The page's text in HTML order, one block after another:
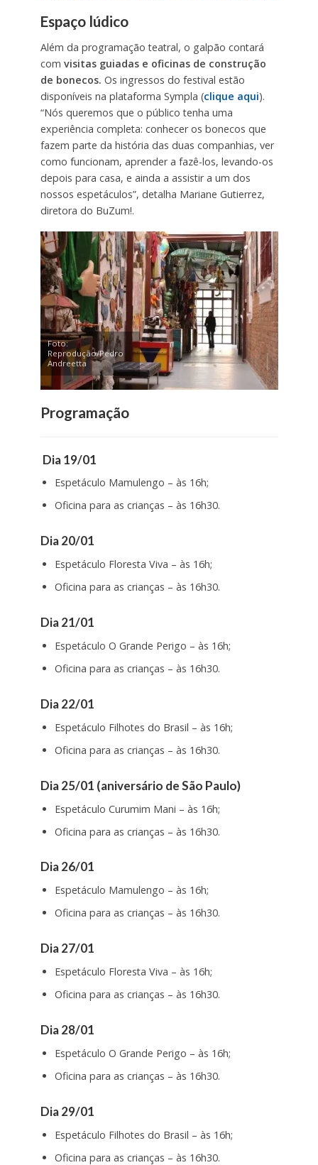
Espaço lúdico
Além da programação teatral, o galpão contará
com visitas guiadas e oficinas de construção
de bonecos. Os ingressos do festival estão
disponíveis na plataforma Sympla (clique aqui).
“Nós queremos que o público tenha uma
experiência completa: conhecer os bonecos que
fazem parte da história das duas companhias, ver
como funcionam, aprender a fazê-los, levando-os
depois para casa, e ainda a assistir a um dos
nossos espetáculos”, detalha Mariane Gutierrez,
diretora do BuZum!.
Foto:
Reprodução/Pedro
Andreetta
Programação
Dia 19/01
Espetáculo Mamulengo – às 16h;
Oficina para as crianças – às 16h30.
Dia 20/01
Espetáculo Floresta Viva – às 16h;
Oficina para as crianças – às 16h30.
Dia 21/01
Espetáculo O Grande Perigo – às 16h;
Oficina para as crianças – às 16h30.
Dia 22/01
Espetáculo Filhotes do Brasil – às 16h;
Oficina para as crianças – às 16h30.
Dia 25/01 (aniversário de São Paulo)
Espetáculo Curumim Mani – às 16h;
Oficina para as crianças – às 16h30.
Dia 26/01
Espetáculo Mamulengo – às 16h;
Oficina para as crianças – às 16h30.
Dia 27/01
Espetáculo Floresta Viva – às 16h;
Oficina para as crianças – às 16h30.
Dia 28/01
Espetáculo O Grande Perigo – às 16h;
Oficina para as crianças – às 16h30.
Dia 29/01
Espetáculo Filhotes do Brasil – às 16h;
Oficina para as crianças – às 16h30.